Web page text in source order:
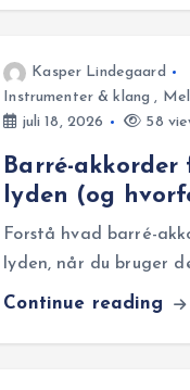
Kasper Lindegaard
Instrumenter & klang ,
juli 18, 2026
58
Barré-
lyden (og
Forstå hvad barré-
lyden, når du bruger
Continue reading